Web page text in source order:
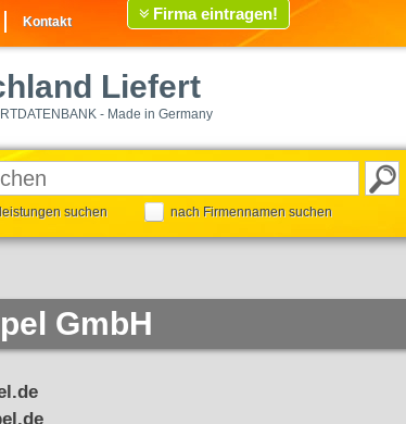
Kontakt Firma eintragen!
Liefert
- Made in Germany
suchen nach Firmennamen suchen
GmbH